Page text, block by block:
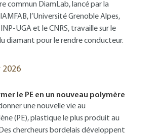
commun DiamLab, lancé par la
l’Université Grenoble Alpes,
UGA et le CNRS, travaille sur le
diamant pour le rendre conducteur.
2026
le PE en un nouveau polymère
une nouvelle vie au
(PE), plastique le plus produit au
chercheurs bordelais développent